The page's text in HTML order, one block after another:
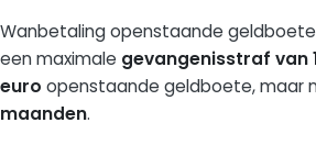
Wanbetaling openstaande
een maximale gevangenisstraf van
euro openstaande geldboete, maar
maanden.